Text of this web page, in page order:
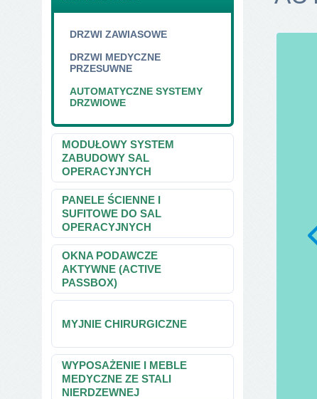
DRZWI ZAWIASOWE
DRZWI MEDYCZNE
PRZESUWNE
AUTOMATYCZNE SYSTEMY
DRZWIOWE
MODUŁOWY SYSTEM
ZABUDOWY SAL
OPERACYJNYCH
PANELE ŚCIENNE I
SUFITOWE DO SAL
OPERACYJNYCH
OKNA PODAWCZE
AKTYWNE (ACTIVE
PASSBOX)
MYJNIE CHIRURGICZNE
WYPOSAŻENIE I MEBLE
MEDYCZNE ZE STALI
NIERDZEWNEJ